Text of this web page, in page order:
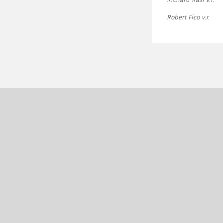
Robert Fico v.r.